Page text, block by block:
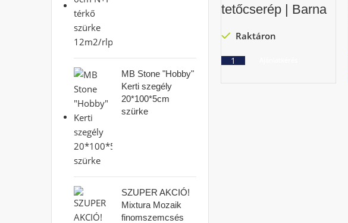
MB Stone "Hobby"
Kerti szegély
20*100*5cm
szürke
SZUPER AKCIÓ!
Mixtura Mozaik
finomszemcsés
tetőcserép | Barna
Raktáron